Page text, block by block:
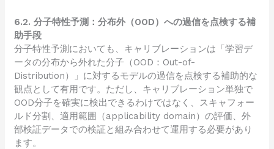
6.2. 分子特性予測：分布外（OOD）への過信を点検する補
助手段
分子特性予測においても、キャリブレーションは「学習デ
ータの分布から外れた分子（OOD：Out-of-
Distribution）」に対するモデルの過信を点検する補助的な
観点として有用です。ただし、キャリブレーション単独で
OOD分子を確実に検出できるわけではなく、スキャフォー
ルド分割、適用範囲（applicability domain）の評価、外
部検証データでの検証と組み合わせて運用する必要があり
ます。